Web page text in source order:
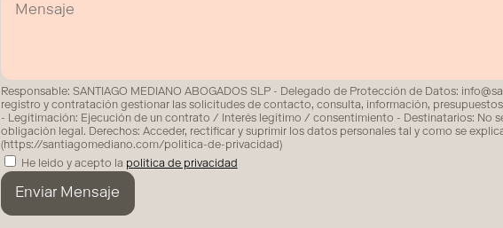
Responsable: SANTIAGO MEDIANO ABOGADOS SLP - Delegado de Protección de Datos:
registro y contratación gestionar las solicitudes de contacto, consulta, información,
- Legitimación: Ejecución de un contrato / Interés legítimo / consentimiento - Destinatarios: No
obligación legal. Derechos: Acceder, rectificar y suprimir los datos personales tal y como se
(https://santiagomediano.com/politica-de-privacidad)
He leido y acepto la política de privacidad